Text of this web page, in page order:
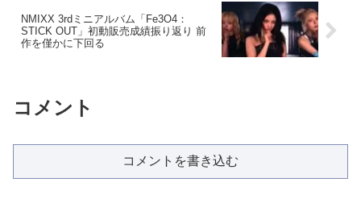
NMIXX 3rdミニアルバム「Fe3O4：
STICK OUT」初動販売成績振り返り 前
作を僅かに下回る
コメント
コメントを書き込む